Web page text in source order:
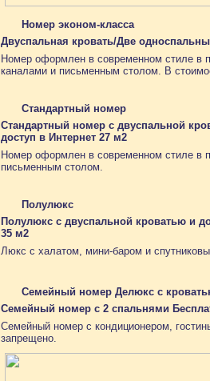
Номер эконом-класса
Двуспальная кровать/Две
Номер оформлен в современном стиле в
каналами и письменным столом. В
Стандартный номер
Стандартный номер с двуспальной
доступ в Интернет 27 м2
Номер оформлен в современном стиле в
письменным столом.
Полулюкс
Полулюкс с двуспальной кроватью и
35 м2
Люкс с халатом, мини-баром и
Семейный номер Делюкс с
Семейный номер с 2 спальнями
Семейный номер с кондиционером,
запрещено.